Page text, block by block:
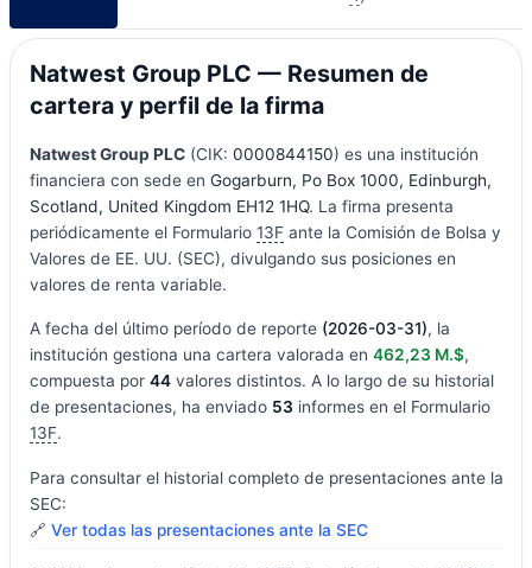
Natwest Group PLC — Resumen de
cartera y perfil de la firma
Natwest Group PLC(CIK: 0000844150) es una institución
financiera con sede en Gogarburn, Po Box 1000, Edinburgh,
Scotland, United Kingdom EH12 1HQ. La firma presenta
periódicamente el Formulario 13Fante la Comisión de Bolsa y
Valores de EE. UU. (SEC), divulgando sus posiciones en
valores de renta variable.
A fecha del último período de reporte (2026-03-31), la
institución gestiona una cartera valorada en 462,23 M.$,
compuesta por 44valores distintos. A lo largo de su historial
de presentaciones, ha enviado 53 informes en el Formulario
13F.
Para consultar el historial completo de presentaciones ante la
SEC:
🔗 Ver todas las presentaciones ante la SEC